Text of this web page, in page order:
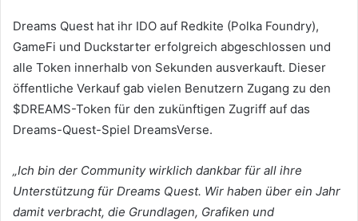
Dreams Quest hat ihr IDO auf Redkite (Polka Foundry),
GameFi und Duckstarter erfolgreich abgeschlossen und
alle Token innerhalb von Sekunden ausverkauft. Dieser
öffentliche Verkauf gab vielen Benutzern Zugang zu den
$DREAMS-Token für den zukünftigen Zugriff auf das
Dreams-Quest-Spiel DreamsVerse.
„Ich bin der Community wirklich dankbar für all ihre
Unterstützung für Dreams Quest. Wir haben über ein Jahr
damit verbracht, die Grundlagen, Grafiken und